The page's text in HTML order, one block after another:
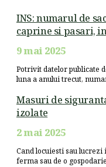
INS: numarul de
caprine si pasari,
9 mai 2025
Potrivit datelor publicate
luna a anului trecut,
Masuri de
izolate
2 mai 2025
Cand locuiesti sau
ferma sau de o